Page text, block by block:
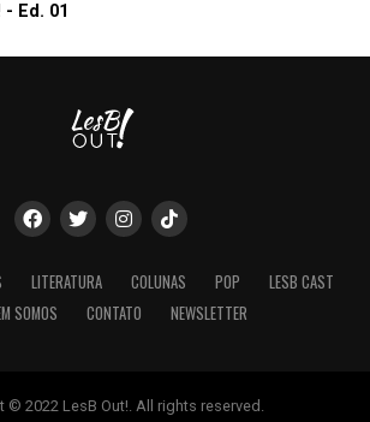
- Ed. 01
LITERATURA COLUNAS POP
LESB CAST
SOMOS
CONTATO NEWSLETTER
© 2022 LesB Out!. All rights reserved.